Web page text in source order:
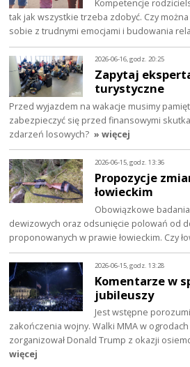
Kompetencje
tak jak wszystkie trzeba zdobyć. Czy
sobie z trudnymi emocjami i budowania
2026-06-16, godz. 20:25
Zapytaj
turystyczne
Przed wyjazdem na wakacje musimy
zabezpieczyć się przed finansowymi
zdarzeń losowych? » więcej
2026-06-15, godz. 13:36
Propozycje
łowieckim
Obowiązkowe
dewizowych oraz odsunięcie polowań od
proponowanych w prawie łowieckim. Czy
2026-06-15, godz. 13:28
Komentarze w
jubileuszy
Jest wstępne
zakończenia wojny. Walki MMA w ogrodach
zorganizował Donald Trump z okazji
więcej